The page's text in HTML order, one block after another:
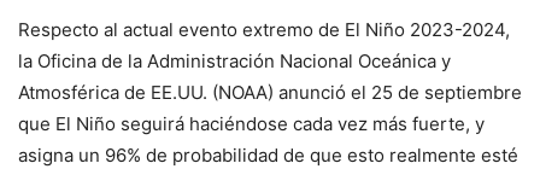
Respecto al actual evento extremo de El Niño 2023-2024,
la Oficina de la Administración Nacional Oceánica y
Atmosférica de EE.UU. (NOAA) anunció el 25 de septiembre
que El Niño seguirá haciéndose cada vez más fuerte, y
asigna un 96% de probabilidad de que esto realmente esté